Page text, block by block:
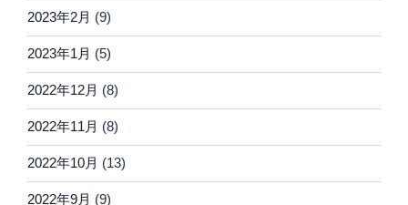
2023年2月 (9)
2023年1月 (5)
2022年12月 (8)
2022年11月 (8)
2022年10月 (13)
2022年9月 (9)